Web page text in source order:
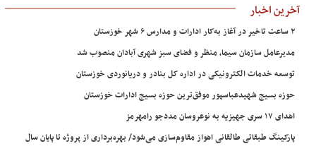
آخرین اخبار
۲ ساعت تاخیر در آغاز به‌کار ادارات و مدارس ۶ شهر خوزستان
مدیرعامل سازمان سیما، منظر و فضای سبز شهری آبادان منصوب شد
توسعه خدمات الکترونیکی در اداره کل بنادر و دریانوردی خوزستان
حوزه بسیج شهیدعباسپور موفق‌ترین حوزه بسیج ادارات خوزستان
اهدای ۱۷ سری جهیزیه به نوعروسان مددجو رامهرمز
پارکینگ طبقاتی طالقانی اهواز مقاوم‌سازی می‌شود/ بهره‌برداری از پروژه تا پایان سال